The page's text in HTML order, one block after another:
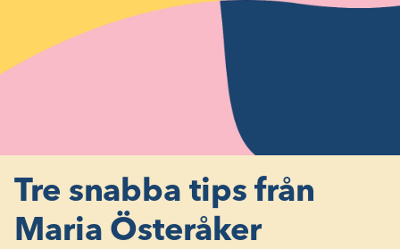
Tre snabba tips från
Maria Österåker